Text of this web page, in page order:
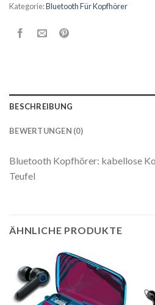
Kategorie:Bluetooth Für Kopfhörer
BESCHREIBUNG
BEWERTUNGEN (0)
Bluetooth Kopfhörer: kabellose
Teufel
ÄHNLICHE PRODUKTE